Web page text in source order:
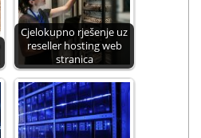
Cjelokupno rješenje uz
reseller hosting web
stranica